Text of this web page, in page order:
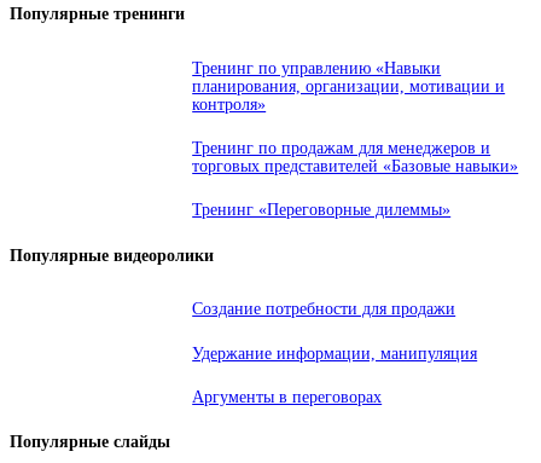
Популярные тренинги
Тренинг по управлению «Навыки
планирования, организации, мотивации и
контроля»
Тренинг по продажам для менеджеров и
торговых представителей «Базовые навыки»
Тренинг «Переговорные дилеммы»
Популярные видеоролики
Создание потребности для продажи
Удержание информации, манипуляция
Аргументы в переговорах
Популярные слайды